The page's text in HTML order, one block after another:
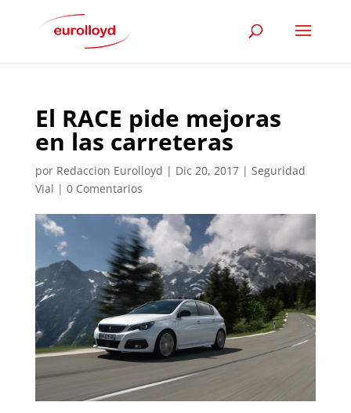
El RACE pide mejoras
en las carreteras
por Redaccion Eurolloyd | Dic 20, 2017| Seguridad
Vial | 0 Comentarios